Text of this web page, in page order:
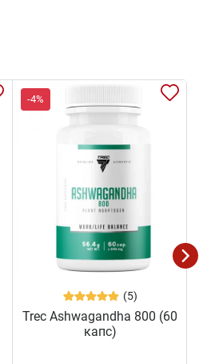
-4%
(5)
Trec Ashwagandha 800 (60
капс)